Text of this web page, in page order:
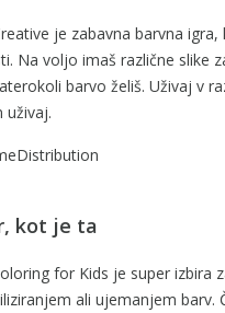
je zabavna barvna
Na voljo imaš različne slike
barvo želiš. Uživaj v
uživaj.
kot je ta
for Kids je super
ali ujemanjem barv.